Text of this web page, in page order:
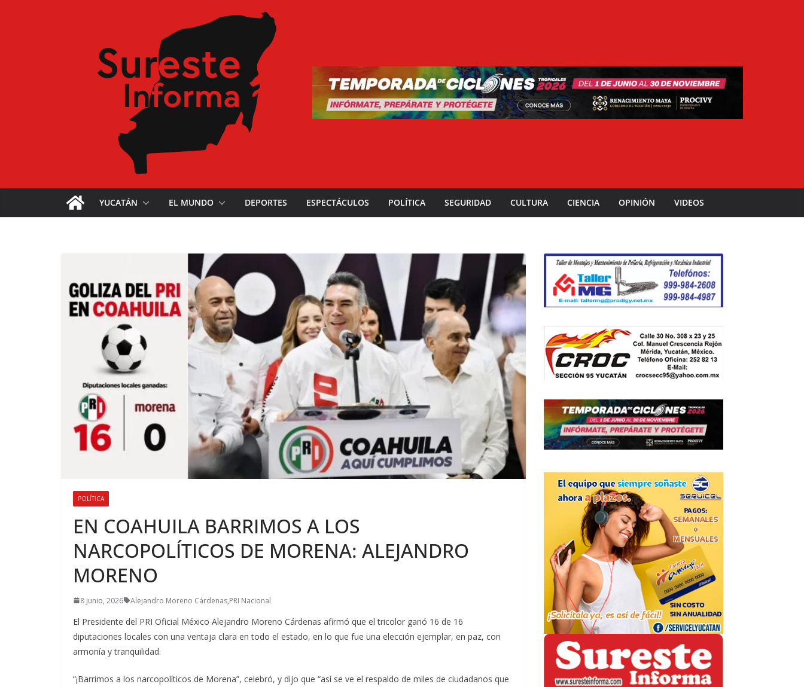
YUCATÁN EL MUNDO DEPORTES ESPECTÁCULOS POLÍTICA SEGURIDAD CULTURA CIENCIA OPINIÓN VIDEOS
POLÍTICA
EN COAHUILA BARRIMOS A LOS
NARCOPOLÍTICOS DE MORENA: ALEJANDRO
MORENO
8 junio, 2026 Alejandro Moreno Cárdenas,PRI Nacional
El Presidente del PRI Oficial México Alejandro Moreno Cárdenas afirmó que el tricolor ganó 16 de 16
diputaciones locales con una ventaja clara en todo el estado, en lo que fue una elección ejemplar, en paz, con
armonía y tranquilidad.
“¡Barrimos a los narcopolíticos de Morena”, celebró, y dijo que “así se ve el respaldo de miles de ciudadanos que